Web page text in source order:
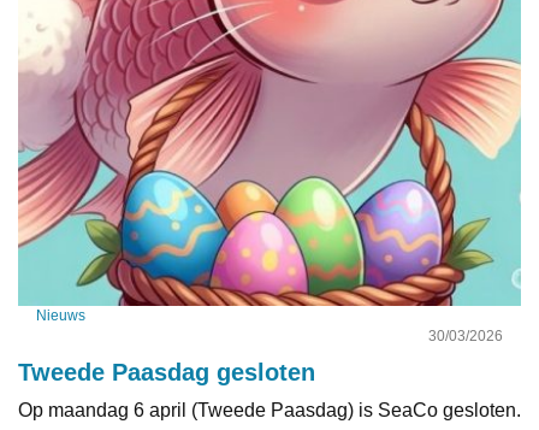
Nieuws
30/03/2026
Tweede Paasdag gesloten
Op maandag 6 april (Tweede Paasdag) is SeaCo gesloten.